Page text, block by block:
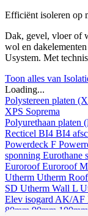
Efficiënt isoleren op
Dak, gevel, vloer of
wol en
Usystem. Met
Toon alles van
Loading...
Polystereen platen
XPS Soprema
Polyurethaan platen
Recticel BI4 BI4
Powerdeck F
sponning Eurothane
EuroroofEuroroof
Utherm Utherm
SD Utherm Wall L
Elev isogard AK/AF
80mm 90mm 100mm